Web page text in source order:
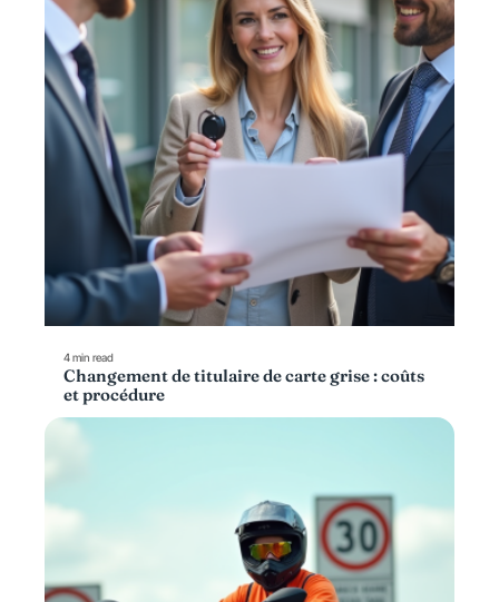
4 min read
Changement de titulaire de carte grise : coûts
et procédure